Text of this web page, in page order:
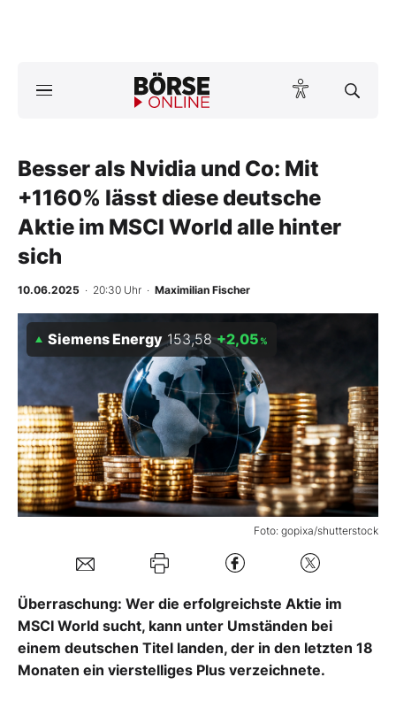
Anlageprodukte
Finanz-Check
Abo & Shop
BO-Musterdepots
Experten
Mein B:O
Mein Konto
Folgen Sie uns
Kontakt
Besser als Nvidia und Co: Mit
+1160% lässt diese deutsche
Aktie im MSCI World alle hinter
sich
10.06.2025 · 20:30 Uhr · Maximilian Fischer
Foto: gopixa/shutterstock
Siemens Energy 153,58 +2,05 %
Überraschung: Wer die erfolgreichste Aktie im
MSCI World sucht, kann unter Umständen bei
einem deutschen Titel landen, der in den letzten 18
Monaten ein vierstelliges Plus verzeichnete.